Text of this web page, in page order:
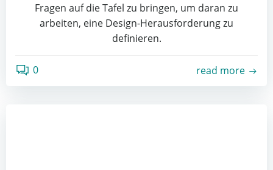
Fragen auf die Tafel zu bringen, um daran zu
arbeiten, eine Design-Herausforderung zu
definieren.
0 read more